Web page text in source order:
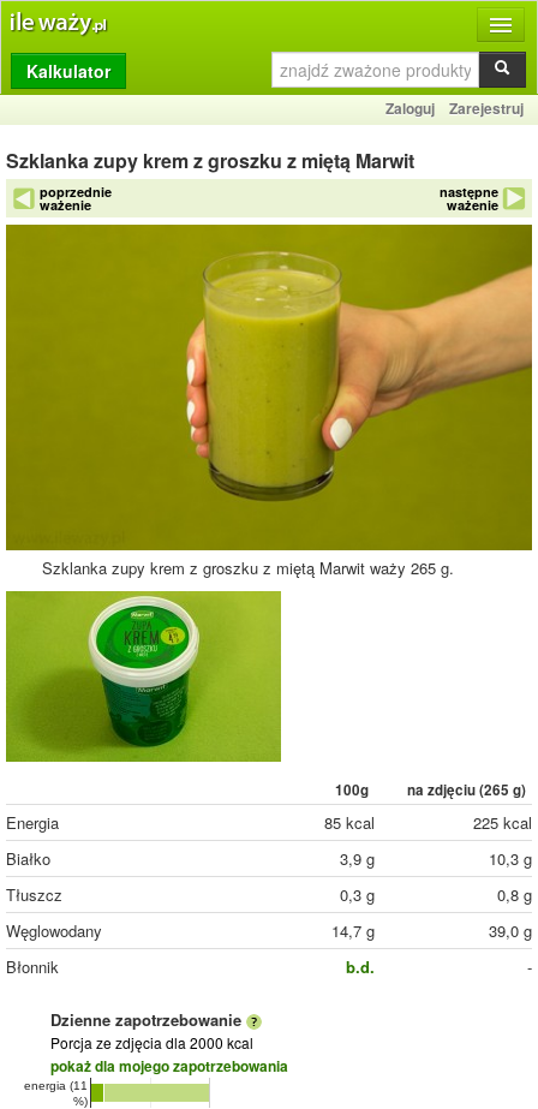
Produkty
Dziennik
Przelicznik
Porównywarka
Kalkulator
Zaloguj Zarejestruj
Szklanka zupy krem z groszku z miętą Marwit
poprzednie
ważenie
następne
ważenie
Szklanka zupy krem z groszku z miętą Marwit waży 265 g.
100g na zdjęciu (265 g)
Energia 85 kcal
225 kcal
Białko
3,9 g
10,3 g
Tłuszcz
0,3 g
0,8 g
Węglowodany
14,7 g
39,0 g
Błonnik
b.d. -
Dzienne zapotrzebowanie
Porcja ze zdjęcia dla 2000 kcal
pokaż dla mojego zapotrzebowania
energia (11
%)